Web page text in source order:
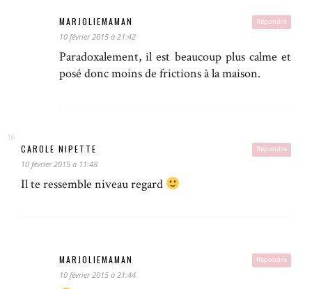
Répondre
MARJOLIEMAMAN
10 février 2015 à 21:42
Paradoxalement, il est beaucoup plus calme et
posé donc moins de frictions à la maison.
Répondre
CAROLE NIPETTE
10 février 2015 à 11:48
Il te ressemble niveau regard
Répondre
MARJOLIEMAMAN
10 février 2015 à 21:44